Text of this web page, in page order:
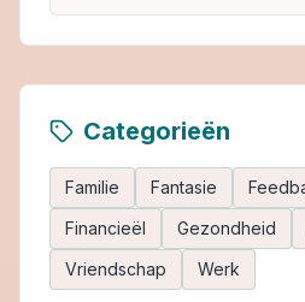
Categorieën
Familie Fantasie
Financieël
Gezondheid
Vriendschap
Werk